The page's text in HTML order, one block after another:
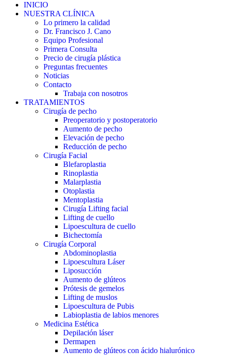
INICIO
NUESTRA CLÍNICA
Lo primero la calidad
Dr. Francisco J. Cano
Equipo Profesional
Primera Consulta
Precio de cirugía plástica
Preguntas frecuentes
Noticias
Contacto
Trabaja con nosotros
TRATAMIENTOS
Cirugía de pecho
Preoperatorio y postoperatorio
Aumento de pecho
Elevación de pecho
Reducción de pecho
Cirugía Facial
Blefaroplastia
Rinoplastia
Malarplastia
Otoplastia
Mentoplastia
Cirugía Lifting facial
Lifting de cuello
Lipoescultura de cuello
Bichectomía
Cirugía Corporal
Abdominoplastia
Lipoescultura Láser
Liposucción
Aumento de glúteos
Prótesis de gemelos
Lifting de muslos
Lipoescultura de Pubis
Labioplastia de labios menores
Medicina Estética
Depilación láser
Dermapen
Aumento de glúteos con ácido hialurónico